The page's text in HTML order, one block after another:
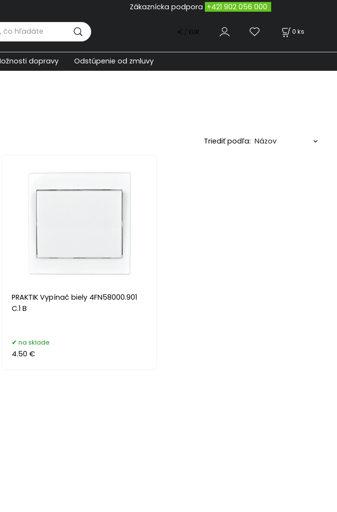
podpora +421 902 056 000
0 ks
€ / EUR
dopravy Odstúpenie od zmluvy
Triediť podľa:
PRAKTIK Vypínač biely 4FN58000.901
C.1 B
na sklade
4.50 €